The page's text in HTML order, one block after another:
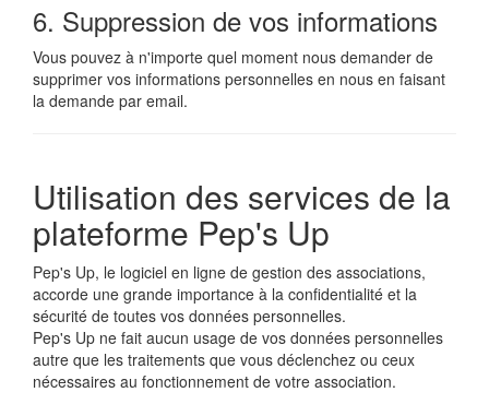
6. Suppression de vos informations
Vous pouvez à n'importe quel moment nous demander de
supprimer vos informations personnelles en nous en faisant
la demande par email.
Utilisation des services de la
plateforme Pep's Up
Pep's Up, le logiciel en ligne de gestion des associations,
accorde une grande importance à la confidentialité et la
sécurité de toutes vos données personnelles.
Pep's Up ne fait aucun usage de vos données personnelles
autre que les traitements que vous déclenchez ou ceux
nécessaires au fonctionnement de votre association.